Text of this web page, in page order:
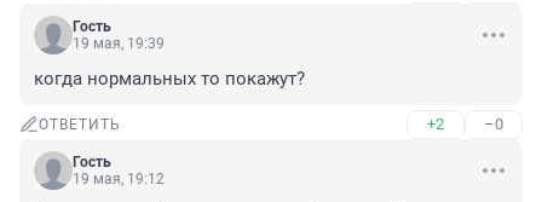
Гость
19 мая, 19:39
когда нормальных то покажут?
ОТВЕТИТЬ +2 –0
Гость
19 мая, 19:12